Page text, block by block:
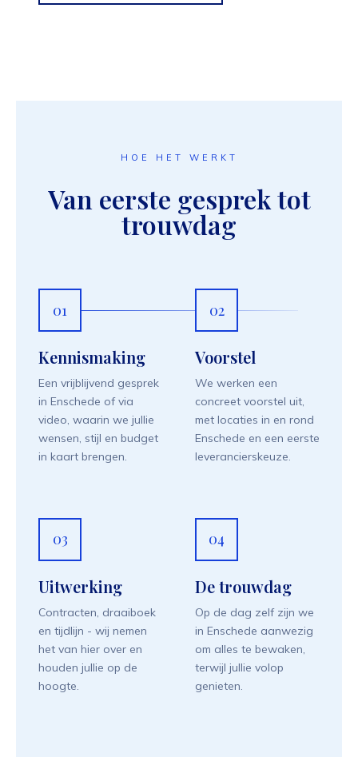
HOE HET WERKT
Van eerste gesprek tot
trouwdag
01
Kennismaking
Een vrijblijvend gesprek
in Enschede of via
video, waarin we jullie
wensen, stijl en budget
in kaart brengen.
02
Voorstel
We werken een
concreet voorstel uit,
met locaties in en rond
Enschede en een eerste
leverancierskeuze.
03
Uitwerking
Contracten, draaiboek
en tijdlijn - wij nemen
het van hier over en
houden jullie op de
hoogte.
04
De trouwdag
Op de dag zelf zijn we
in Enschede aanwezig
om alles te bewaken,
terwijl jullie volop
genieten.